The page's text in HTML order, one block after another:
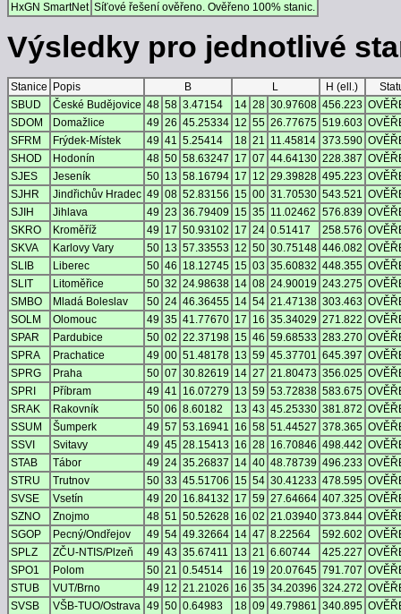
HxGN SmartNet Síťové řešení ověřeno. Ověřeno 100% stanic.
Výsledky pro jednotlivé
Stanice Popis B L H (ell.)
SBUD
České Budějovice 48 58 3.47154 14 28 30.97608 456.223
SDOM
Domažlice 49 26 45.25334 12 55 26.77675 519.603
SFRM
Frýdek-Místek 49 41 5.25414 18 21 11.45814 373.590
SHOD
Hodonín 48 50 58.63247 17 07 44.64130 228.387
SJES
Jeseník 50 13 58.16794 17 12 29.39828 495.223
SJHR
Jindřichův Hradec 49 08 52.83156 15 00 31.70530 543.521
SJIH
Jihlava 49 23 36.79409 15 35 11.02462 576.839
SKRO
Kroměříž 49 17 50.93102 17 24 0.51417 258.576
SKVA
Karlovy Vary 50 13 57.33553 12 50 30.75148 446.082
SLIB
Liberec 50 46 18.12745 15 03 35.60832 448.355
SLIT
Litoměřice 50 32 24.98638 14 08 24.90019 243.275
SMBO
Mladá Boleslav 50 24 46.36455 14 54 21.47138 303.463
SOLM
Olomouc 49 35 41.77670 17 16 35.34029 271.822
SPAR
Pardubice 50 02 22.37198 15 46 59.68533 283.270
SPRA
Prachatice 49 00 51.48178 13 59 45.37701 645.397
SPRG
Praha 50 07 30.82619 14 27 21.80473 356.025
SPRI
Příbram 49 41 16.07279 13 59 53.72838 583.675
SRAK
Rakovník 50 06 8.60182 13 43 45.25330 381.872
SSUM
Šumperk 49 57 53.16941 16 58 51.44527 378.365
SSVI
Svitavy 49 45 28.15413 16 28 16.70846 498.442
STAB
Tábor 49 24 35.26837 14 40 48.78739 496.233
STRU
Trutnov 50 33 45.51706 15 54 30.41233 478.595
SVSE
Vsetín 49 20 16.84132 17 59 27.64664 407.325
SZNO
Znojmo 48 51 50.52628 16 02 21.03940 373.844
SGOP
Pecný/Ondřejov 49 54 49.32664 14 47 8.22564 592.602
SPLZ
ZČU-NTIS/Plzeň 49 43 35.67411 13 21 6.60744 425.227
SPO1
Polom 50 21 0.54514 16 19 20.07645 791.707
STUB
VUT/Brno 49 12 21.21026 16 35 34.20396 324.272
SVSB
VŠB-TUO/Ostrava 49 50 0.64983 18 09 49.79861 340.895